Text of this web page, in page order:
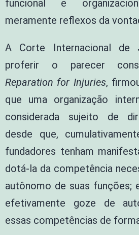
funcional e
meramente reflexos da
A Corte Internacional de
proferir o parecer
Reparation for Injuries,
que uma organização
considerada sujeito de
desde que,
fundadores tenham
dotá-la da competência
autônomo de suas funções;
efetivamente goze de
essas competências de